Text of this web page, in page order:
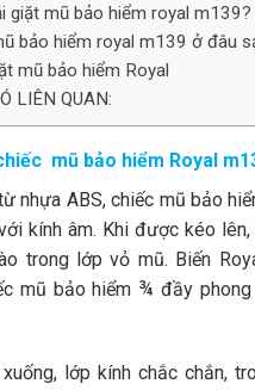
giặt mũ bảo hiểm royal m139?
bảo hiểm royal m139 ở đâu
mũ bảo hiểm Royal
LIÊN QUAN:
mũ bảo hiểm Royal
nhựa ABS, chiếc mũ bảo
kính âm. Khi được kéo
trong lớp vỏ mũ. Biến
mũ bảo hiểm ¾ đầy phong
lớp kính chắc chắn,